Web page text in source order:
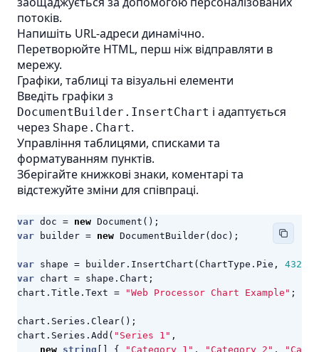
потоків.
Напишіть URL-адреси динамічно.
Перетворюйте HTML, перш ніж відправляти в
мережу.
Графіки, таблиці та візуальні елементи
Введіть графіки з
DocumentBuilder.InsertChart і адаптується
через Shape.Chart.
Управління таблицями, списками та
форматуванням пунктів.
Зберігайте книжкові знаки, коментарі та
відстежуйте зміни для співпраці.
var doc = new Document ();
var
builder = new DocumentBuilder( doc );
var shape = builder . InsertChart ( ChartType . Pie , 432
var chart = shape . Chart ;
chart . Title . Text = "Web Processor Chart Example" ;
chart . Series . Clear();
chart . Series . Add ( "Series 1" ,
new string { "Category 1" , "Category 2" ,